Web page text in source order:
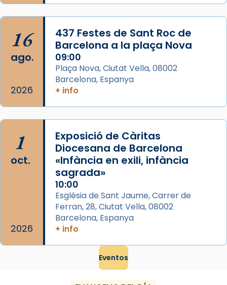
16
ago.
2026
437 Festes de Sant Roc de
Barcelona a la plaça Nova
09:00
Plaça Nova, Ciutat Vella, 08002
Barcelona, Espanya
+ info
1
oct.
2026
Exposició de Càritas
Diocesana de Barcelona
«Infància en exili, infància
sagrada»
10:00
Església de Sant Jaume, Carrer de
Ferran, 28, Ciutat Vella, 08002
Barcelona, Espanya
+ info
Eventos